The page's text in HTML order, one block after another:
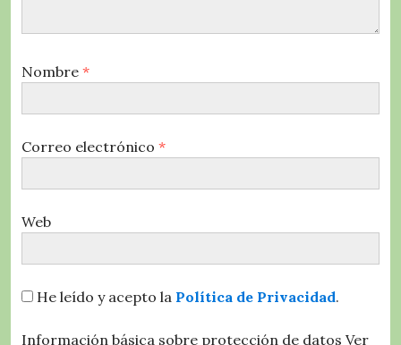
Nombre *
Correo electrónico *
Web
He leído y acepto la Política de Privacidad.
Información básica sobre protección de datos Ver